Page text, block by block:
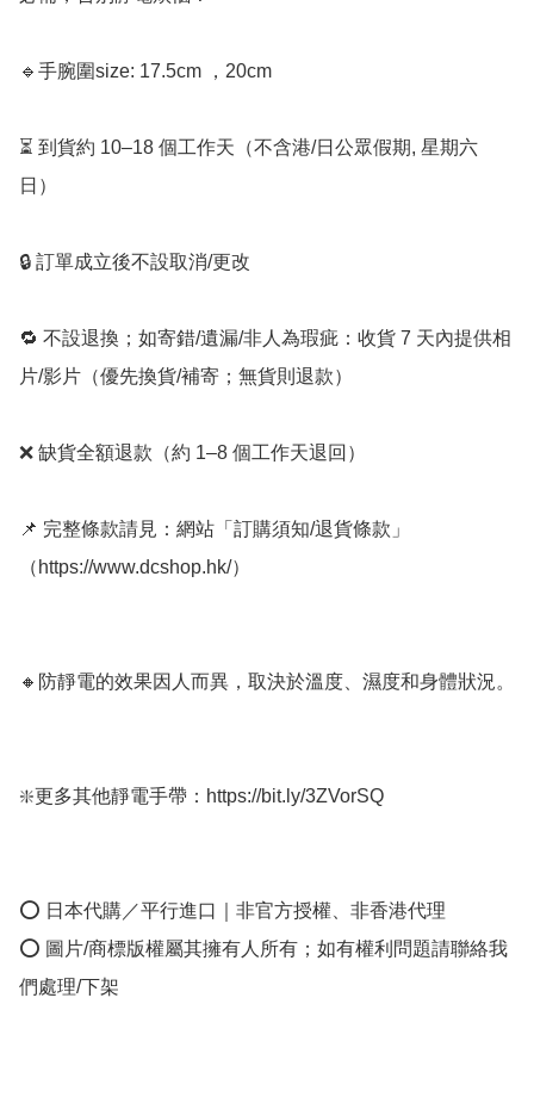
🔹手腕圍size: 17.5cm ，20cm
⏳ 到貨約 10–18 個工作天（不含港/日公眾假期, 星期六
日）
🔒 訂單成立後不設取消/更改
🔁 不設退換；如寄錯/遺漏/非人為瑕疵：收貨 7 天內提供相
片/影片（優先換貨/補寄；無貨則退款）
❌ 缺貨全額退款（約 1–8 個工作天退回）
📌 完整條款請見：網站「訂購須知/退貨條款」
（https://www.dcshop.hk/）
🔸防靜電的效果因人而異，取決於溫度、濕度和身體狀況。
❇️更多其他靜電手帶：https://bit.ly/3ZVorSQ
⭕ 日本代購／平行進口｜非官方授權、非香港代理
⭕ 圖片/商標版權屬其擁有人所有；如有權利問題請聯絡我
們處理/下架